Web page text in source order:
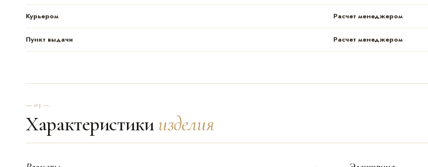
Курьером Расчет менеджером
Пункт выдачи Расчет менеджером
— 03 —
Характеристикиизделия